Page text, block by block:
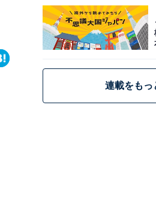
連載をもっ